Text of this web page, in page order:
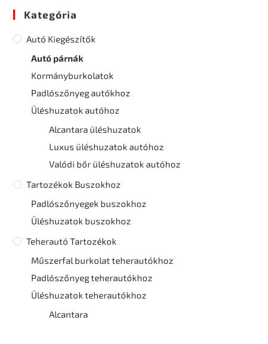
Kategória
Autó Kiegészítők
Autó párnák
Kormányburkolatok
Padlószőnyeg autókhoz
Üléshuzatok autóhoz
Alcantara üléshuzatok
Luxus üléshuzatok autóhoz
Valódi bőr üléshuzatok autóhoz
Tartozékok Buszokhoz
Padlószőnyegek buszokhoz
Üléshuzatok buszokhoz
Teherautó Tartozékok
Műszerfal burkolat teherautókhoz
Padlószőnyeg teherautókhoz
Üléshuzatok teherautókhoz
Alcantara